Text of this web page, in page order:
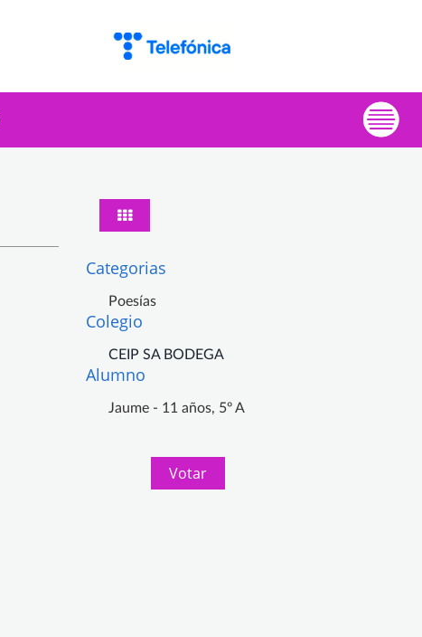
Categorias
Poesías
Colegio
CEIP SA BODEGA
Alumno
Jaume - 11 años, 5º A
Votar